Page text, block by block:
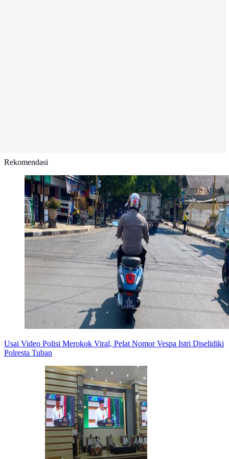
Rekomendasi
Usai Video Polisi Merokok Viral, Pelat Nomor Vespa Istri Diselidiki
Polresta Tuban